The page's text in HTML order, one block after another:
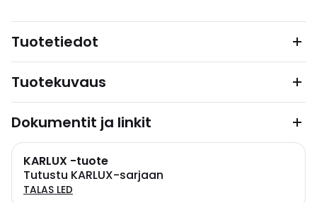
Tuotetiedot
Tuotekuvaus
Dokumentit ja linkit
KARLUX -tuote
Tutustu KARLUX-sarjaan
TALAS LED